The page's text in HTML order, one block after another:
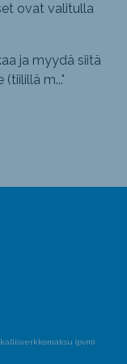
ovat valitulla
ja myydä siitä
m..."
(pvm)